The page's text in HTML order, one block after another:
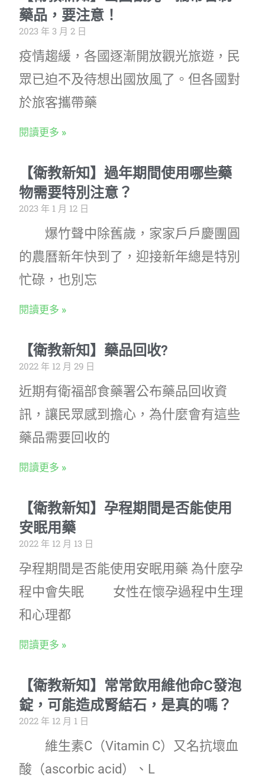
藥品，要注意！
2023 年 3 月 2 日
疫情趨緩，各國逐漸開放觀光旅遊，民
眾已迫不及待想出國放風了。但各國對
於旅客攜帶藥
閱讀更多 »
【衛教新知】過年期間使用哪些藥
物需要特別注意？
2023 年 1 月 12 日
爆竹聲中除舊歲，家家戶戶慶團圓
的農曆新年快到了，迎接新年總是特別
忙碌，也別忘
閱讀更多 »
【衛教新知】藥品回收?
2022 年 12 月 29 日
近期有衛福部食藥署公布藥品回收資
訊，讓民眾感到擔心，為什麼會有這些
藥品需要回收的
閱讀更多 »
【衛教新知】孕程期間是否能使用
安眠用藥
2022 年 12 月 13 日
孕程期間是否能使用安眠用藥 為什麼孕
程中會失眠 女性在懷孕過程中生理
和心理都
閱讀更多 »
【衛教新知】常常飲用維他命C發泡
錠，可能造成腎結石，是真的嗎？
2022 年 12 月 1 日
維生素C（Vitamin C）又名抗壞血
酸（ascorbic acid）、L